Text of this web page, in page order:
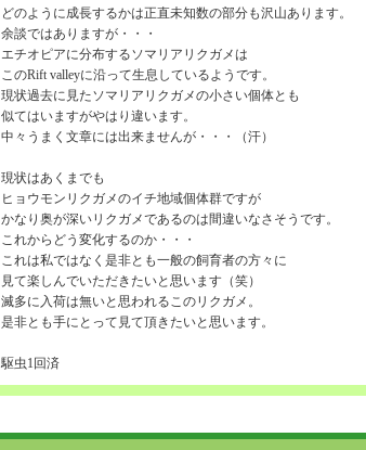
どのように成長するかは正直未知数の部分も沢山あります。
余談ではありますが・・・
エチオピアに分布するソマリアリクガメは
このRift valleyに沿って生息しているようです。
現状過去に見たソマリアリクガメの小さい個体とも
似てはいますがやはり違います。
中々うまく文章には出来ませんが・・・（汗）
現状はあくまでも
ヒョウモンリクガメのイチ地域個体群ですが
かなり奥が深いリクガメであるのは間違いなさそうです。
これからどう変化するのか・・・
これは私ではなく是非とも一般の飼育者の方々に
見て楽しんでいただきたいと思います（笑）
滅多に入荷は無いと思われるこのリクガメ。
是非とも手にとって見て頂きたいと思います。
駆虫1回済